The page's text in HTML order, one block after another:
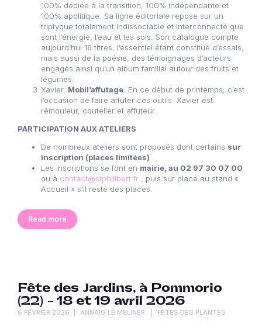
100% dédiée à la transition, 100% indépendante et
100% apolitique. Sa ligne éditoriale repose sur un
triptyque totalement indissociable et interconnecté que
sont l’énergie, l’eau et les sols. Son catalogue compte
aujourd’hui 16 titres, l’essentiel étant constitué d’essais,
mais aussi de la poésie, des témoignages d’acteurs
engagés ainsi qu’un album familial autour des fruits et
légumes.
Xavier, Mobil’affutage . En ce début de printemps, c’est
l’occasion de faire affuter ces outils. Xavier est
rémouleur, coutelier et affuteur.
PARTICIPATION AUX ATELIERS
De nombreux ateliers sont proposés dont certains sur
inscription (places limitées)
Les inscriptions se font en mairie, au 02 97 30 07 00
ou à contact@stphilibert.fr , puis sur place au stand «
Accueil » s’il reste des places.
Read more
Fête des Jardins, à Pommorio
(22) – 18 et 19 avril 2026
6 FÉVRIER 2026 ANNAÏG LE MELINER FÊTES DES PLANTES